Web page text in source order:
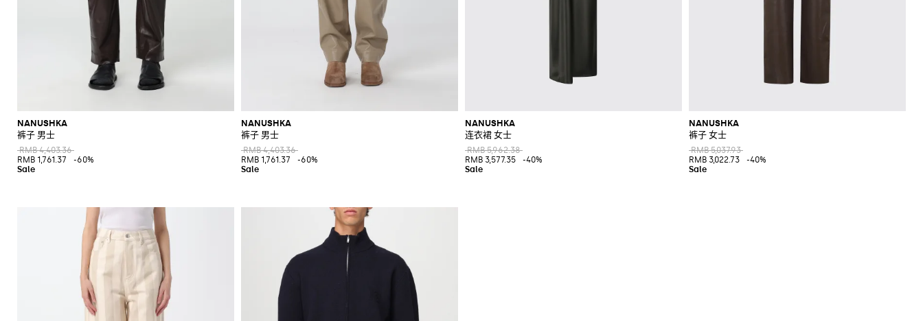
NANUSHKA
裤子 男士
RMB 4,403.36
RMB 1,761.37
-60%
NANUSHKA
裤子 男士
RMB 4,403.36
RMB 1,761.37
-60%
NANUSHKA
连衣裙 女士
RMB 5,962.38
RMB 3,577.35
-40%
NANUSHKA
裤子 女士
RMB 5,037.93
RMB 3,022.73
-40%